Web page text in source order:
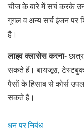
चीज के बारे में सर्च करके
गूगल व अन्य सर्च इंजन पर
है।
लाइव क्लासेस करना-
सकते हैं। बायजूस, टेस्टबुक,
पैसों के हिसाब से कोर्स
सकते हैं।
धन पर निबंध